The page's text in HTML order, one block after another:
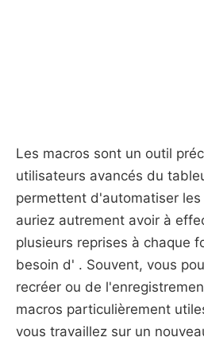
Les macros sont un outil
utilisateurs avancés du
permettent d'automatiser
auriez autrement avoir à
plusieurs reprises à chaque
besoin d' . Souvent, vous
recréer ou de
macros particulièrement
vous travaillez sur un